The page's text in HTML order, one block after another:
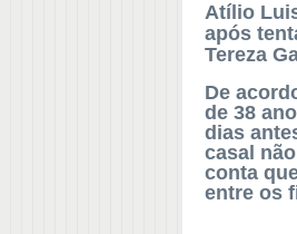
Atílio
após
Tereza
De
de 38
dias
casal
conta
entre os